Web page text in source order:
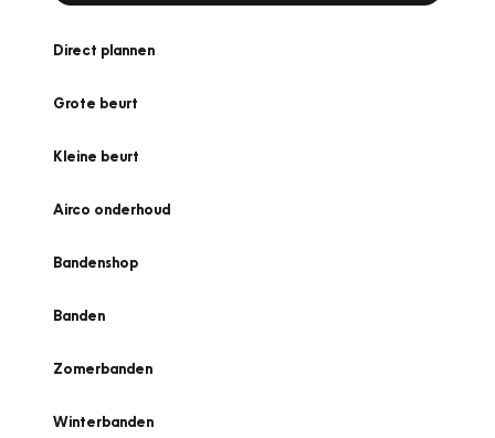
Direct plannen
Grote beurt
Kleine beurt
Airco onderhoud
Bandenshop
Banden
Zomerbanden
Winterbanden